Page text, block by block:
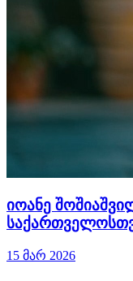
იოანე
15 მარ 2026